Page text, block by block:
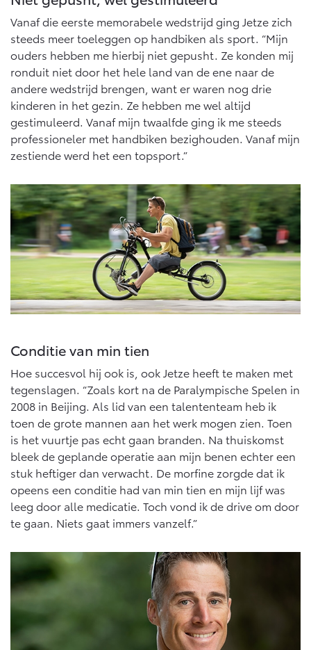
Vanaf € 46.301,- Vanaf € 56.570,-
Land Cruiser (excl. BTW)
Vanaf die eerste memorabele wedstrijd ging Jetze zich
steeds meer toeleggen op handbiken als sport. “Mijn
ouders hebben me hierbij niet gepusht. Ze konden mij
ronduit niet door het hele land van de ene naar de
andere wedstrijd brengen, want er waren nog drie
kinderen in het gezin. Ze hebben me wel altijd
gestimuleerd. Vanaf mijn twaalfde ging ik me steeds
professioneler met handbiken bezighouden. Vanaf mijn
zestiende werd het een topsport.”
Conditie van min tien
Hoe succesvol hij ook is, ook Jetze heeft te maken met
tegenslagen. “Zoals kort na de Paralympische Spelen in
2008 in Beijing. Als lid van een talententeam heb ik
toen de grote mannen aan het werk mogen zien. Toen
is het vuurtje pas echt gaan branden. Na thuiskomst
bleek de geplande operatie aan mijn benen echter een
stuk heftiger dan verwacht. De morfine zorgde dat ik
opeens een conditie had van min tien en mijn lijf was
leeg door alle medicatie. Toch vond ik de drive om door
te gaan. Niets gaat immers vanzelf.”